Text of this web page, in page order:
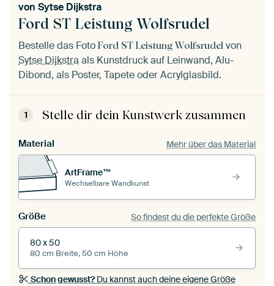
Ford ST Leistung Wolfsrudel
von Sytse Dijkstra
Bestelle das Foto Ford ST Leistung Wolfsrudel von
Sytse Dijkstra als Kunstdruck auf Leinwand, Alu-
Dibond, als Poster, Tapete oder Acrylglasbild.
1 Stelle dir dein Kunstwerk zusammen
Material Mehr über das Material
ArtFrame™
Wechselbare Wandkunst
Größe So findest du die perfekte Größe
80 x 50
80 cm Breite, 50 cm Höhe
Schon gewusst?Du kannst auch deine eigene Größe